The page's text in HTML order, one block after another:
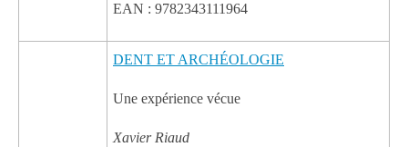
EAN : 9782343111964
DENT ET ARCHÉOLOGIE
Une expérience vécue
Xavier Riaud